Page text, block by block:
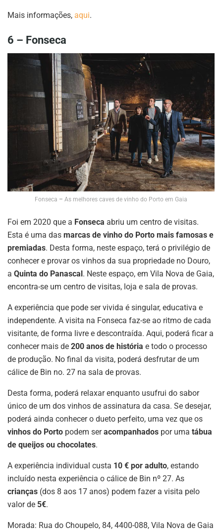
Mais informações, aqui.
6 – Fonseca
Fonseca – As melhores caves de vinho do Porto em Gaia
Foi em 2020 que a Fonseca abriu um centro de visitas.
Esta é uma das marcas de vinho do Porto mais famosas e
premiadas. Desta forma, neste espaço, terá o privilégio de
conhecer e provar os vinhos da sua propriedade no Douro,
a Quinta do Panascal . Neste espaço, em Vila Nova de Gaia,
encontra-se um centro de visitas, loja e sala de provas.
A experiência que pode ser vivida é singular, educativa e
independente. A visita na Fonseca faz-se ao ritmo de cada
visitante, de forma livre e descontraída. Aqui, poderá ficar a
conhecer mais de 200 anos de história e todo o processo
de produção. No final da visita, poderá desfrutar de um
cálice de Bin no. 27 na sala de provas.
Desta forma, poderá relaxar enquanto usufrui do sabor
único de um dos vinhos de assinatura da casa. Se desejar,
poderá ainda conhecer o dueto perfeito, uma vez que os
vinhos do Porto podem seracompanhados por uma tábua
de queijos ou chocolates.
A experiência individual custa 10 € por adulto, estando
incluído nesta experiência o cálice de Bin nº 27. As
crianças (dos 8 aos 17 anos) podem fazer a visita pelo
valor de 5€.
Morada: Rua do Choupelo, 84, 4400-088, Vila Nova de Gaia